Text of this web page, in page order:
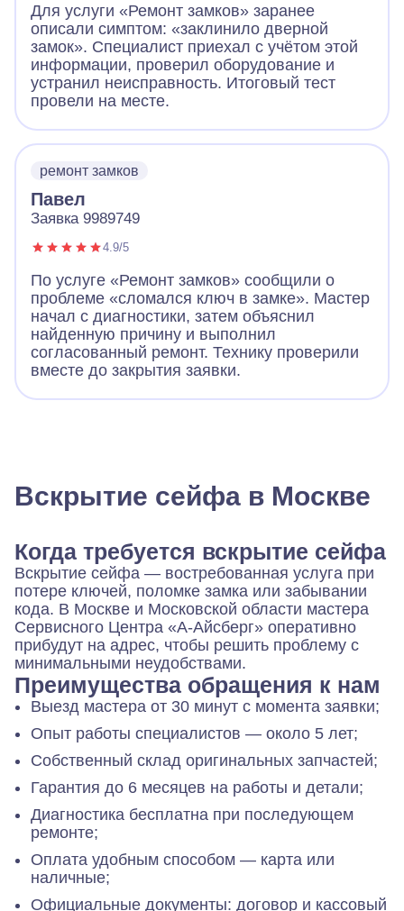
Для услуги «Ремонт замков» заранее
описали симптом: «заклинило дверной
замок». Специалист приехал с учётом этой
информации, проверил оборудование и
устранил неисправность. Итоговый тест
провели на месте.
ремонт замков
Павел
Заявка 9989749
4.9/5
По услуге «Ремонт замков» сообщили о
проблеме «сломался ключ в замке». Мастер
начал с диагностики, затем объяснил
найденную причину и выполнил
согласованный ремонт. Технику проверили
вместе до закрытия заявки.
Вскрытие сейфа в Москве
Когда требуется вскрытие сейфа
Вскрытие сейфа — востребованная услуга при
потере ключей, поломке замка или забывании
кода. В Москве и Московской области мастера
Сервисного Центра «А-Айсберг» оперативно
прибудут на адрес, чтобы решить проблему с
минимальными неудобствами.
Преимущества обращения к нам
Выезд мастера от 30 минут с момента заявки;
Опыт работы специалистов — около 5 лет;
Собственный склад оригинальных запчастей;
Гарантия до 6 месяцев на работы и детали;
Диагностика бесплатна при последующем
ремонте;
Оплата удобным способом — карта или
наличные;
Официальные документы: договор и кассовый